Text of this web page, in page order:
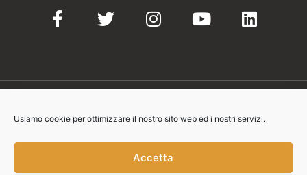
Usiamo cookie per ottimizzare il nostro sito web ed i nostri servizi.
Accetta
© 2021-2023 Movimento 5 Stelle